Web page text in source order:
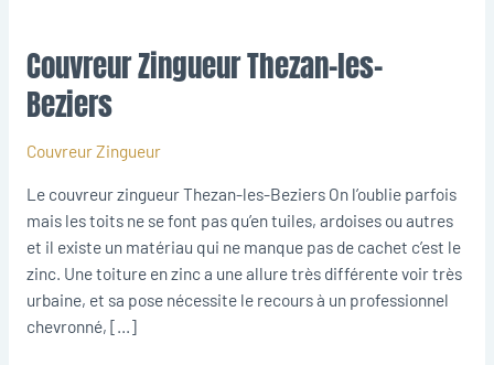
Couvreur Zingueur Thezan-les-
Beziers
Couvreur Zingueur
Le couvreur zingueur Thezan-les-Beziers On l’oublie parfois
mais les toits ne se font pas qu’en tuiles, ardoises ou autres
et il existe un matériau qui ne manque pas de cachet c’est le
zinc. Une toiture en zinc a une allure très différente voir très
urbaine, et sa pose nécessite le recours à un professionnel
chevronné, […]
Couvreur
Zingueur
Thezan-
Beziers